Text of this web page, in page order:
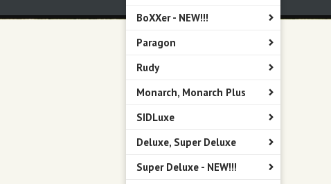
BoXXer - NEW!!!
Paragon
Rudy
Monarch, Monarch Plus
SIDLuxe
Deluxe, Super Deluxe
Super Deluxe - NEW!!!